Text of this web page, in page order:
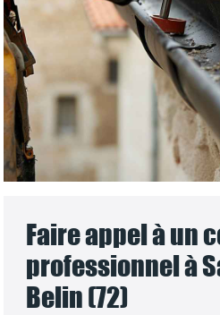
Faire appel à un
professionnel à
Belin (72)